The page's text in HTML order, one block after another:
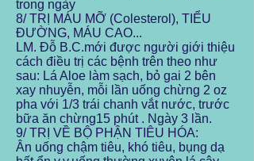
trong ngày
8/ TRỊ MÁU MỠ (Colesterol), TIỂU
ĐƯỜNG, MÁU CAO...
LM. Đỗ B.C.mới được người giới thiệu
cách điều trị các bệnh trên theo như
sau: Lá Aloe làm sạch, bỏ gai 2 bên
xay nhuyễn, mỗi lần uống chừng 2 oz
pha với 1/3 trái chanh vắt nước, trước
bữa ăn chừng15 phút . Ngày 3 lần.
9/ TRỊ VỀ BỘ PHẬN TIÊU HÓA:
Ân uống chậm tiêu, khó tiêu, bụng dạ